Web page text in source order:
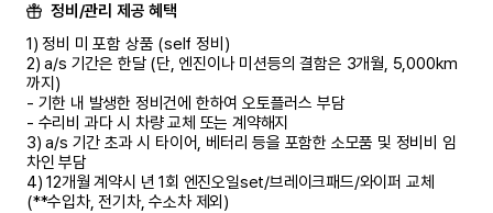
정비/관리 제공 혜택
1) 정비 미 포함 상품 (self 정비)
2) a/s 기간은 한달 (단, 엔진이나 미션등의 결함은 3개월, 5,000km
까지)
- 기한 내 발생한 정비건에 한하여 오토플러스 부담
- 수리비 과다 시 차량 교체 또는 계약해지
3) a/s 기간 초과 시 타이어, 베터리 등을 포함한 소모품 및 정비비 임
차인 부담
4) 12개월 계약시 년 1회 엔진오일set/브레이크패드/와이퍼 교체
(**수입차, 전기차, 수소차 제외)